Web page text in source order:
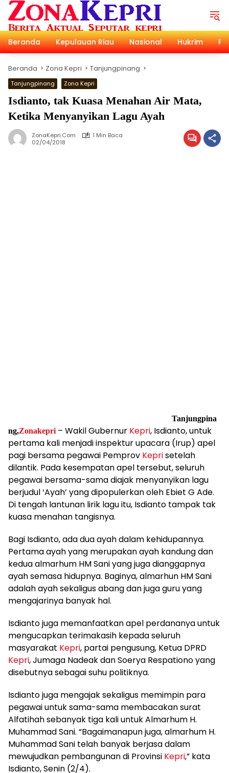
Langsung
konten
Beranda
Kepulauan Riau Nasional Hukrim
Beranda Zona Kepri Tanjungpinang
Tanjungpinang Zona Kepri
Isdianto, tak Kuasa Menahan Air Mata,
Ketika Menyanyikan Lagu Ayah
ZonaKepri.com
1 Min Baca
02/04/2018
Tanjungpina
ng,Zonakepri– Wakil Gubernur Kepri, Isdianto, untuk
pertama kali menjadi inspektur upacara (Irup) apel
pagi bersama pegawai Pemprov Keprisetelah
dilantik. Pada kesempatan apel tersebut, seluruh
pegawai bersama-sama diajak menyanyikan lagu
berjudul ‘Ayah’ yang dipopulerkan oleh Ebiet G Ade.
Di tengah lantunan lirik lagu itu, Isdianto tampak tak
kuasa menahan tangisnya.
Bagi Isdianto, ada dua ayah dalam kehidupannya.
Pertama ayah yang merupakan ayah kandung dan
kedua almarhum HM Sani yang juga dianggapnya
ayah semasa hidupnya. Baginya, almarhun HM Sani
adalah ayah sekaligus abang dan juga guru yang
mengajarinya banyak hal.
Isdianto juga memanfaatkan apel perdananya untuk
mengucapkan terimakasih kepada seluruh
masyarakat Kepri, partai pengusung, Ketua DPRD
Kepri, Jumaga Nadeak dan Soerya Respationo yang
disebutnya sebagai suhu politiknya.
Isdianto juga mengajak sekaligus memimpin para
pegawai untuk sama-sama membacakan surat
Alfatihah sebanyak tiga kali untuk Almarhum H.
Muhammad Sani. “Bagaimanapun juga, almarhum H.
Muhammad Sani telah banyak berjasa dalam
mewujudkan pembangunan di Provinsi Kepri,” kata
Isdianto, Senin (2/4).